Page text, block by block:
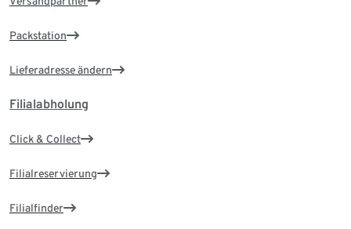
Packstation
Lieferadresse ändern
Filialabholung
Click & Collect
Filialreservierung
Filialfinder